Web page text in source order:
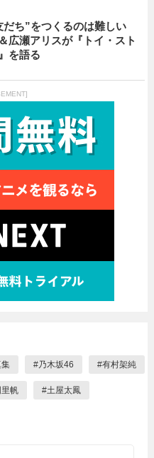
だち”をつくるのは難しい
広瀬アリスが『トイ・スト
を語る
#乃木坂46 #有村架純
帆 #土屋太鳳